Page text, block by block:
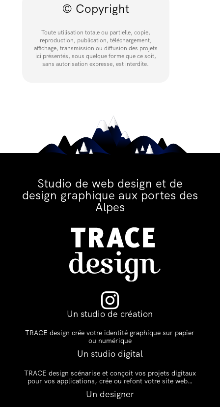
© Copyright
Toute utilisation totale ou partielle, copie,
reproduction, publication, téléchargement,
affichage, transmission ou diffusion des projets
ici présentés, sous quelque forme que ce soit,
sans autorisation expresse, est interdite.
Studio de web design et de
design graphique aux portes des
Alpes

Un studio de création
TRACE design crée votre identité graphique sur papier
ou numérique
Un studio digital
TRACE design scénarise et conçoit vos projets digitaux
pour vos applications, crée ou refont votre site web…
Un designer